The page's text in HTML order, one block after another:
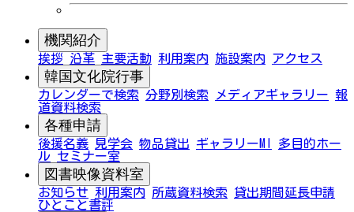
機関紹介
挨拶 沿革 主要活動 利用案内 施設案内 アクセス
韓国文化院行事
カレンダーで検索 分野別検索 メディアギャラリー 報
道資料検索
各種申請
後援名義 見学会 物品貸出 ギャラリーMI
多目的ホー
ル セミナー室
図書映像資料室
お知らせ 利用案内 所蔵資料検索
貸出期間延長申請
ひとこと書評